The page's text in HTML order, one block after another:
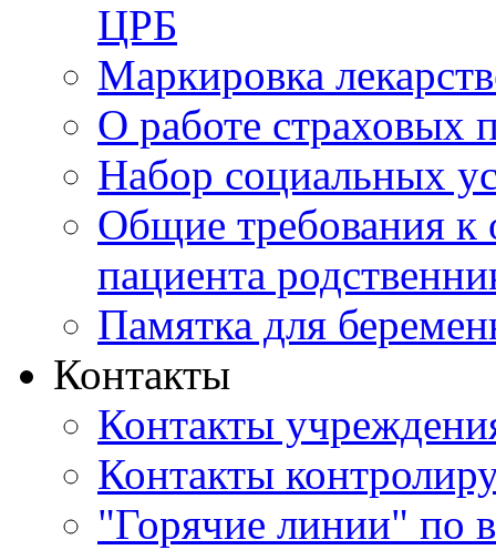
ЦРБ
Маркировка
О работе страховых
Набор социальных
Общие требования к
пациента
Памятка для
Контакты
Контакты
Контакты
"Горячие линии" по